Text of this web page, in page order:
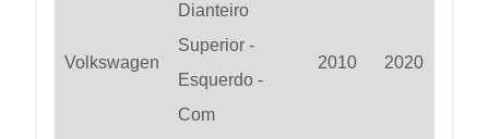
Volkswagen
Dianteiro
Superior -
Esquerdo -
Com
2010 2020